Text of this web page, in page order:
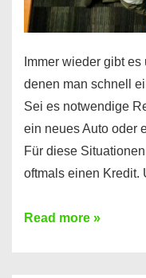
Immer wieder gibt
denen man schnell
Sei es notwendige
ein neues Auto oder
Für diese
oftmals einen Kredit.
Brauchen
Read more »